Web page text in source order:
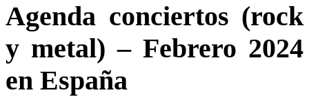
Agenda conciertos (rock
y metal) – Febrero 2024
en España